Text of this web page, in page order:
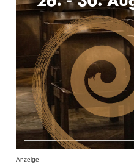
Anzeige